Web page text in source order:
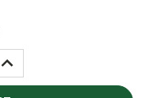
INCREASE
QUANTITY: